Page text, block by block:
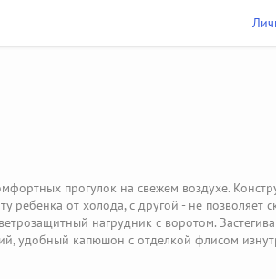
прогулок на свежем воздухе.
ребенка от холода, с другой - не позволяет
нагрудник с воротом.
удобный капюшон с отделкой флисом